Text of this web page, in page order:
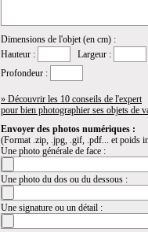
Dimensions de l'objet (en cm) :
Hauteur :
Largeur :
Profondeur :
» Découvrir les 10 conseils de l'expert
pour bien photographier ses objets de
Envoyer des photos numériques :
(Format .zip, .jpg, .gif, .pdf... et poids
Une photo générale de face :
Une photo du dos ou du dessous :
Une signature ou un détail :